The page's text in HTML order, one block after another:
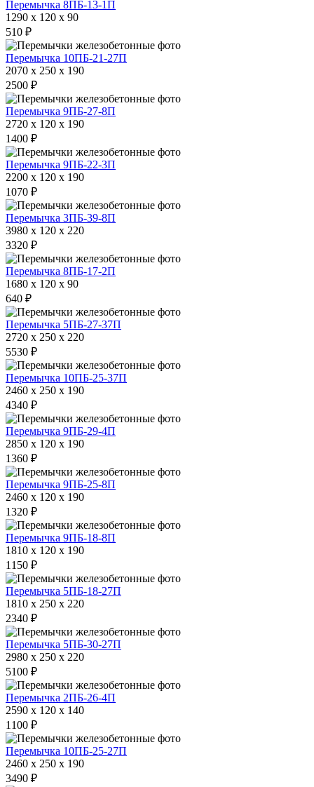
Перемычка 8ПБ-13-1П
1290 x 120 x 90
510 ₽
Перемычка 10ПБ-21-27П
2070 x 250 x 190
2500 ₽
Перемычка 9ПБ-27-8П
2720 x 120 x 190
1400 ₽
Перемычка 9ПБ-22-3П
2200 x 120 x 190
1070 ₽
Перемычка 3ПБ-39-8П
3980 x 120 x 220
3320 ₽
Перемычка 8ПБ-17-2П
1680 x 120 x 90
640 ₽
Перемычка 5ПБ-27-37П
2720 x 250 x 220
5530 ₽
Перемычка 10ПБ-25-37П
2460 x 250 x 190
4340 ₽
Перемычка 9ПБ-29-4П
2850 x 120 x 190
1360 ₽
Перемычка 9ПБ-25-8П
2460 x 120 x 190
1320 ₽
Перемычка 9ПБ-18-8П
1810 x 120 x 190
1150 ₽
Перемычка 5ПБ-18-27П
1810 x 250 x 220
2340 ₽
Перемычка 5ПБ-30-27П
2980 x 250 x 220
5100 ₽
Перемычка 2ПБ-26-4П
2590 x 120 x 140
1100 ₽
Перемычка 10ПБ-25-27П
2460 x 250 x 190
3490 ₽